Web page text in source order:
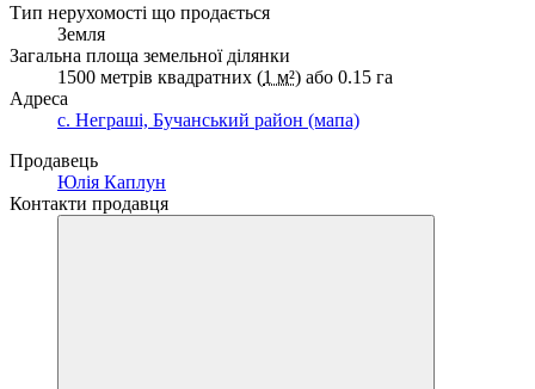
Тип нерухомості що продається
Земля
Загальна площа земельної ділянки
1500 метрів квадратних (1 м²) або 0.15 га
Адреса
с. Неграші, Бучанський район (мапа)
Продавець
Юлія Каплун
Контакти продавця